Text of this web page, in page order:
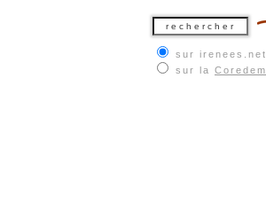
sur irenees.net
sur la Coredem